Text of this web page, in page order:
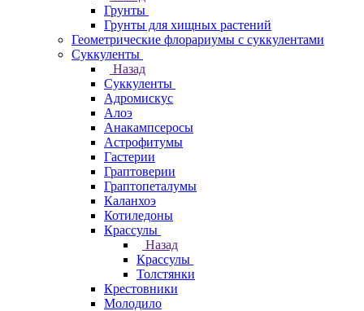
Грунты
Грунты для хищных растений
Геометрические флорариумы с суккулентами
Суккуленты
Назад
Суккуленты
Адромискус
Алоэ
Анакампсеросы
Астрофитумы
Гастерии
Граптоверии
Граптопеталумы
Каланхоэ
Котиледоны
Крассулы
Назад
Крассулы
Толстянки
Крестовники
Молодило